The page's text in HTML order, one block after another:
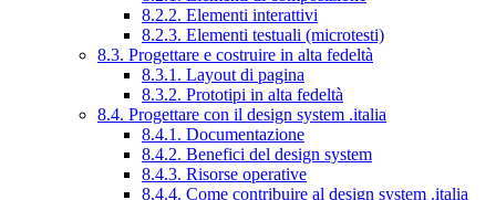
8.2.2. Elementi interattivi
8.2.3. Elementi testuali (microtesti)
8.3. Progettare e costruire in alta fedeltà
8.3.1. Layout di pagina
8.3.2. Prototipi in alta fedeltà
8.4. Progettare con il design system .italia
8.4.1. Documentazione
8.4.2. Benefici del design system
8.4.3. Risorse operative
8.4.4. Come contribuire al design system .italia